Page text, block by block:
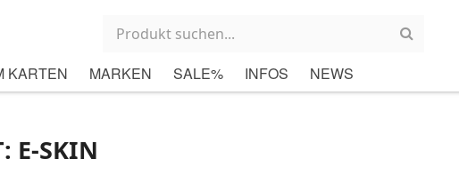
KARTEN MARKEN SALE% INFOS NEWS
E-SKIN